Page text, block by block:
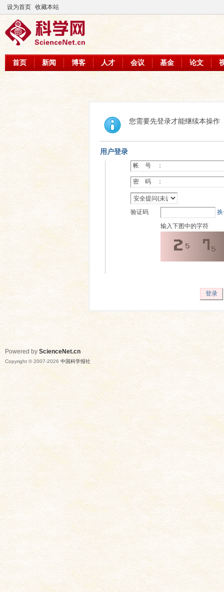
设为首页 收藏本站
首页 新闻 博客 人才 会议 基金 论文
您需要先登录才能继续本操作
用户登录
帐 号 ：
密 码 ：
验证码
输入下图中的字符
登录
Powered by ScienceNet.cn
Copyright © 2007-2026 中国科学报社